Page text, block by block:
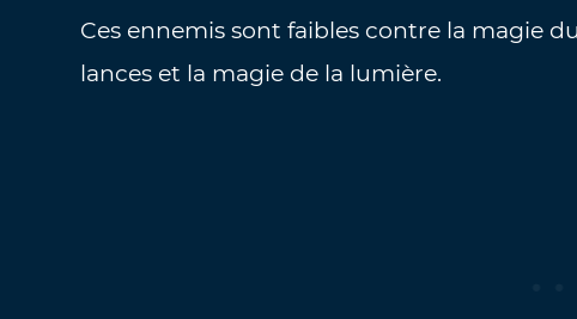
Ces ennemis sont faibles contre la magie
lances et la magie de la lumière.